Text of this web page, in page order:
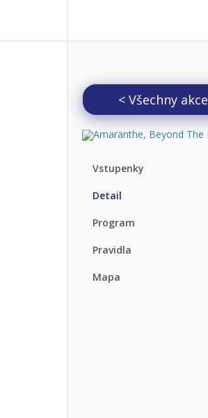
< Všechny akce
Vstupenky
Detail
Program
Pravidla
Mapa